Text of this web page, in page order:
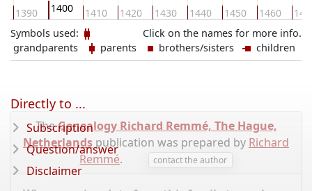
1390 1400 1410 1420 1430 1440 1450 1460
Click on the names for more info.
Symbols used:
grandparents
parents brothers/sisters children
TheGenealogy Richard Remmé, The Hague,
Netherlands publication was prepared by Richard
Remmé. contact the author
Directly to ...
Subscription
Question/answer
Disclaimer